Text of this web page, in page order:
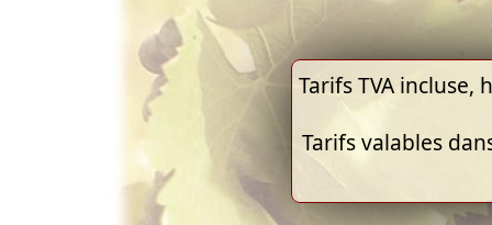
Tarifs TVA
Tarifs valables